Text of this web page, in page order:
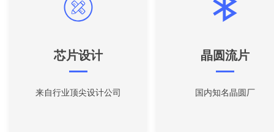
芯片设计
来自行业顶尖设计公司
晶圆流片
国内知名晶圆厂